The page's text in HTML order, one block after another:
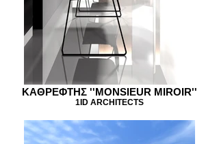
KAΘΡΕΦΤΗΣ ''MONSIEUR MIROIR''
1ID ARCHITECTS